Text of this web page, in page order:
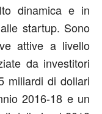
dinamica e in
startup. Sono
attive a livello
da investitori
miliardi di dollari
2016-18 e un